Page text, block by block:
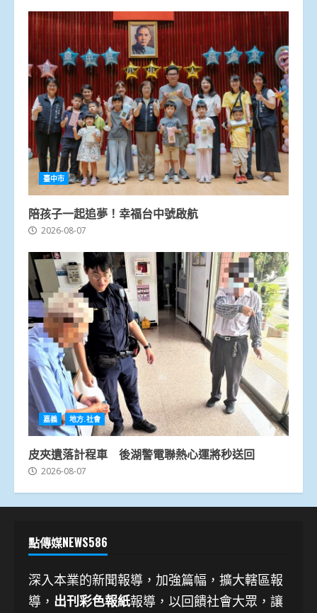
臺中市
陪孩子一起追夢！幸福台中號啟航
2026-08-07
嘉義 地方.社會
皮夾遺落計程車 後湖警電聯熱心運將秒送回
2026-08-07
點傳媒NEWS586
深入本業的新聞報導，加強篇幅，擴大轄區報
導， 出刊彩色報紙報導，以回饋社會大眾，讓